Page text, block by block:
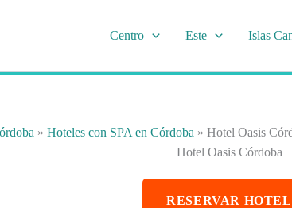
Centro Este Islas
» Hoteles con SPA en Córdoba » Hotel Oasis
Hotel Oasis Córdoba
RESERVAR HOTEL